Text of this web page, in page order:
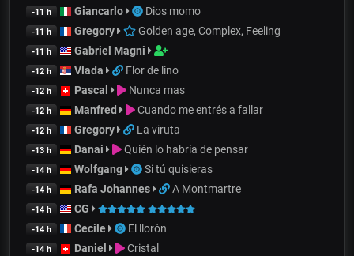
-11 h Giancarlo Dios momo
-11 h Gregory Golden age, Complex, Feeling
-11 h Gabriel Magni
-12 h Vlada Flor de lino
-12 h Pascal Nunca mas
-12 h Manfred Cuando me entrés a fallar
-12 h Gregory La viruta
-13 h Danai Quién lo habría de pensar
-14 h Wolfgang Si tú quisieras
-14 h Rafa Johannes A Montmartre
-14 h CG
-14 h Cecile El llorón
-14 h Daniel Cristal